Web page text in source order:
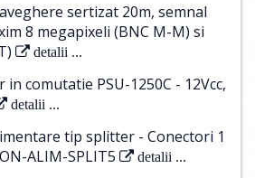
sertizat 20m, semnal
8 megapixeli (BNC M-M) si
detalii ...
comutatie PSU-1250C - 12Vcc,
detalii ...
tip splitter - Conectori 1
ALIM-SPLIT5
detalii ...